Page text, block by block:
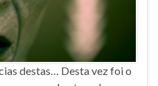
destas… Desta vez foi o